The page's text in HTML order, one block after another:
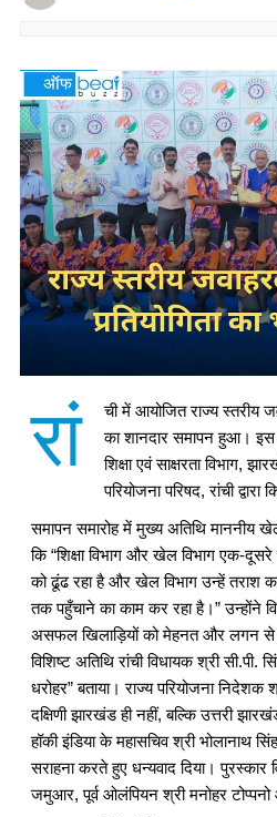
रां
ची में आयोजित राज्य स्तरीय
का शानदार समापन हुआ। इस
शिक्षा एवं साक्षरता विभाग,
परियोजना परिषद, रांची द्वारा
समापन समारोह में मुख्य अतिथि माननीय
कि “शिक्षा विभाग और खेल विभाग एक-दूसरे
को ढूंढ रहा है और खेल विभाग उन्हें तराश
तक पहुँचाने का काम कर रहा है।” उन्होंने
असफल खिलाड़ियों को मेहनत और लगन से
विशिष्ट अतिथि रांची विधायक श्री सी.पी.
धरोहर” बताया। राज्य परियोजना
दक्षिणी झारखंड ही नहीं, बल्कि उत्तरी
हॉकी इंडिया के महासचिव श्री भोलानाथ
सराहना करते हुए धन्यवाद दिया।
जमुआर, पूर्व ओलंपियन श्री मनोहर